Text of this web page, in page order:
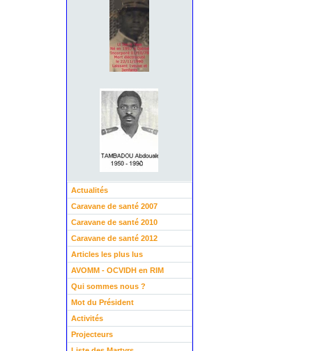
Actualités
Caravane de santé 2007
Caravane de santé 2010
Caravane de santé 2012
Articles les plus lus
AVOMM - OCVIDH en RIM
Qui sommes nous ?
Mot du Président
Activités
Projecteurs